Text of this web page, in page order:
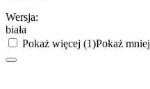
Wersja:
biała
Pokaż więcej (1)Pokaż mniej